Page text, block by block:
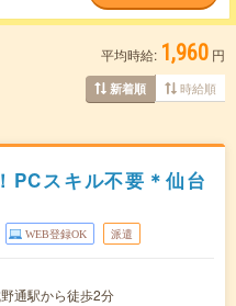
平均時給: 1,960 円
新着順 時給順
PCスキル不要＊仙台
WEB登録OK 派遣
通駅から徒歩2分